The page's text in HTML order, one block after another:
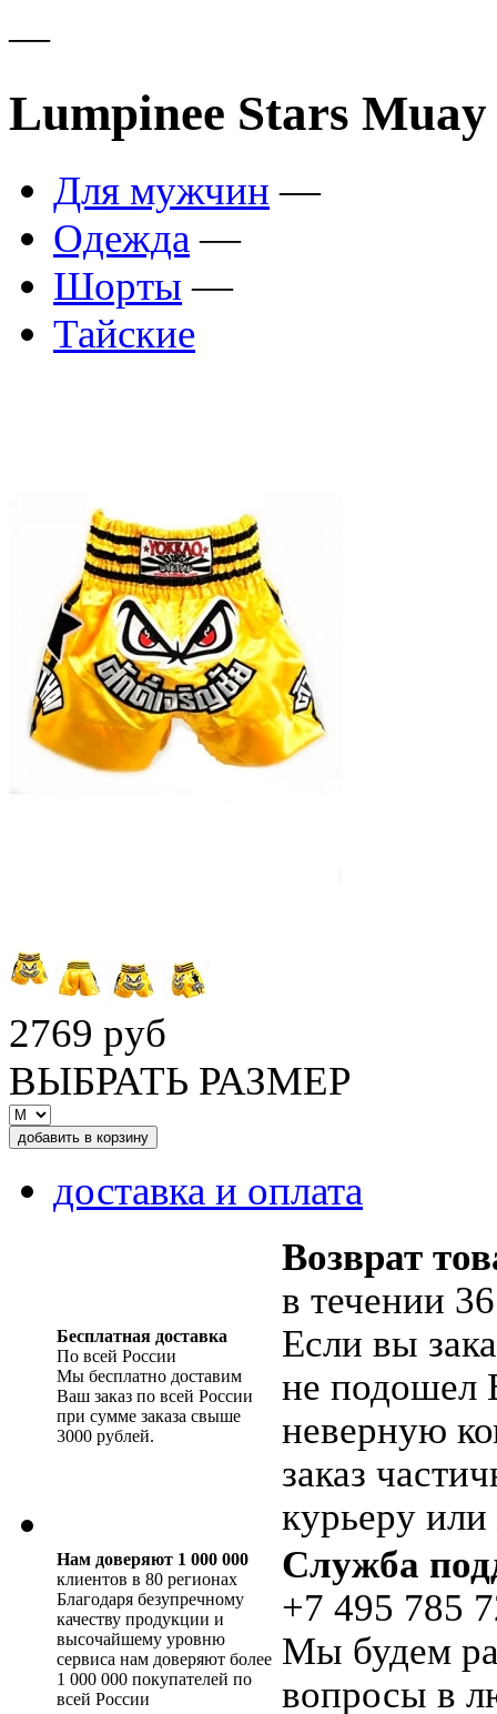
—
Lumpinee Stars
Для мужчин —
Одежда —
Шорты —
Тайские
2769 руб
ВЫБРАТЬ РАЗМЕР
доставка и оплата
Бесплатная доставка
По всей России
Мы бесплатно доставим
Ваш заказ по всей России
при сумме заказа свыше
3000 рублей.
Возврат
в течении
Если вы
не подошел
неверную
заказ
курьеру
Нам доверяют 1 000 000
клиентов в 80 регионах
Благодаря безупречному
качеству продукции и
высочайшему уровню
сервиса нам доверяют более
1 000 000 покупателей по
всей России
Служба
+7 495 785
Мы будем
вопросы в